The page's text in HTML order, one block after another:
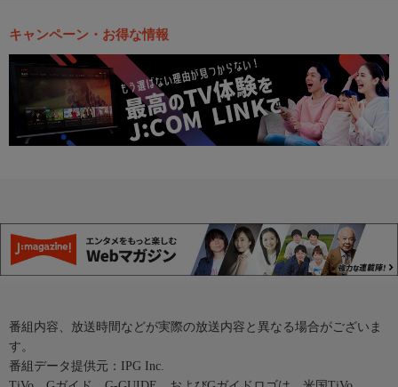
キャンペーン・お得な情報
番組内容、放送時間などが実際の放送内容と異なる場合がございま
す。
番組データ提供元：IPG Inc.